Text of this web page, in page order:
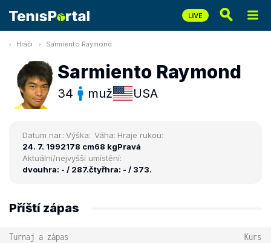
Hráči Sarmiento Raymond
Sarmiento Raymond
34 muž USA
Datum nar.:
24. 7. 1992
Výška:
178 cm
Váha:
68 kg
Hraje rukou:
Pravá
Aktuální/nejvyšší umístění:
dvouhra: - / 287.čtyřhra: - / 373.
Příští zápas
Turnaj a zápas Kurs